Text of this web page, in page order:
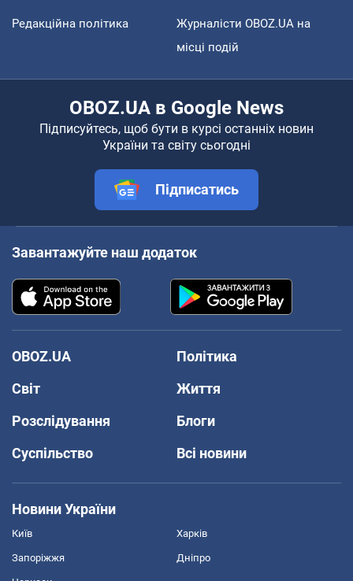
Редакційна політика
Журналісти OBOZ.UA на
місці подій
OBOZ.UA в Google News
Підписуйтесь, щоб бути в курсі останніх новин
України та світу сьогодні
Підписатись
Завантажуйте наш додаток
OBOZ.UA
Політика
Світ
Життя
Розслідування
Блоги
Суспільство
Всі новини
Новини України
Київ Харків
Запоріжжя Дніпро